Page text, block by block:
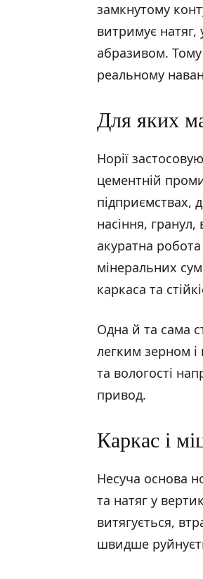
замкнутому
витримує
абразивом.
реальному
Для яких
Норії
цементній
підприємствах,
насіння, гранул,
акуратна
мінеральних
каркаса та
Одна й та сама
легким зерном і
та вологості
привод.
Каркас і
Несуча основа
та натяг у
витягується,
швидше